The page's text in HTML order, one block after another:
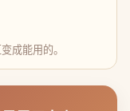
成能用的。